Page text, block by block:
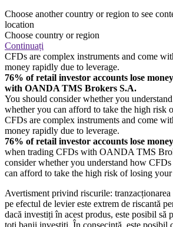
Choose another country or region to see
location
Choose country or region
Continuați
CFDs are complex instruments and come
money rapidly due to leverage.
76% of retail investor accounts lose
with OANDA TMS Brokers S.A.
You should consider whether you
whether you can afford to take the high risk
CFDs are complex instruments and come
money rapidly due to leverage.
76% of retail investor accounts lose money
when trading CFDs with OANDA TMS
consider whether you understand how
can afford to take the high risk of losing your
Avertisment privind riscurile:
pe efectul de levier este extrem de riscantă
dacă investiți în acest produs, este posibil să
toți banii investiți. În consecință, este posibil